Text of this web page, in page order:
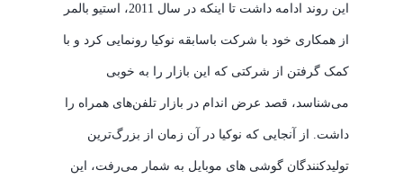
این روند ادامه داشت تا اینکه در سال 2011، استیو بالمر
از همکاری خود با شرکت باسابقه نوکیا رونمایی کرد و با
کمک گرفتن از شرکتی که این بازار را به خوبی
می‌شناسد، قصد عرض اندام در بازار تلفن‌های همراه را
داشت. از آنجایی که نوکیا در آن زمان از بزرگ‌ترین
تولیدکنندگان گوشی های موبایل به شمار می‌رفت، این